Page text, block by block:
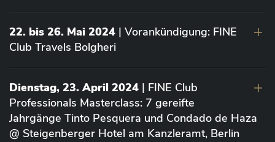
22. bis 26. Mai 2024 | Vorankündigung: FINE
Club Travels Bolgheri
Dienstag, 23. April 2024 | FINE Club
Professionals Masterclass: 7 gereifte
Jahrgänge Tinto Pesquera und Condado de Haza
@ Steigenberger Hotel am Kanzleramt, Berlin